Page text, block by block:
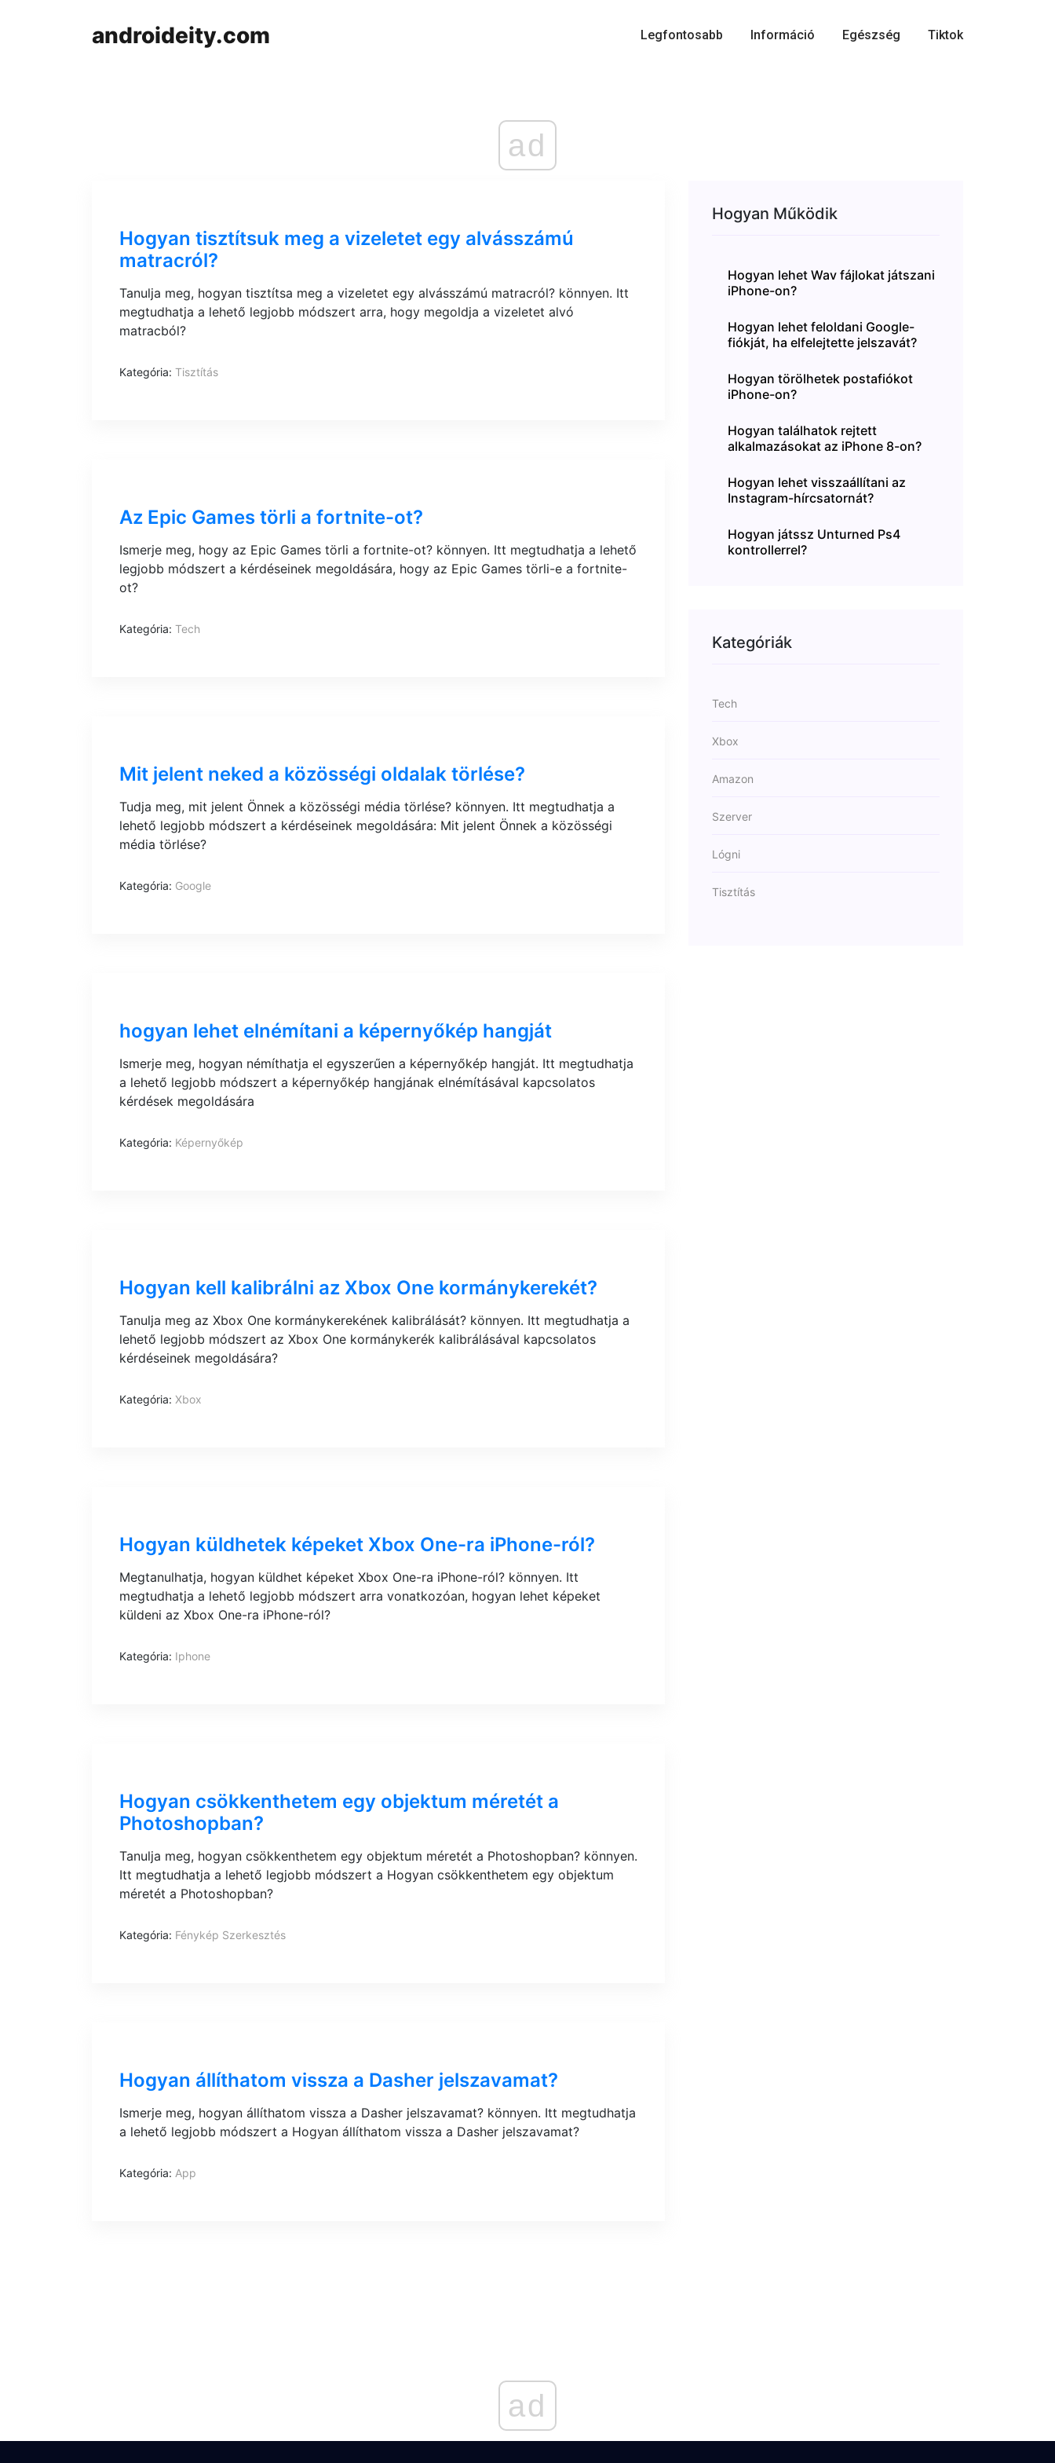
androideity.com Legfontosabb Információ Egészség Tiktok
ad
Hogyan tisztítsuk meg a vizeletet egy alvásszámú
matracról?
Tanulja meg, hogyan tisztítsa meg a vizeletet egy alvásszámú matracról? könnyen. Itt
megtudhatja a lehető legjobb módszert arra, hogy megoldja a vizeletet alvó
matracból?
Kategória: Tisztítás
Az Epic Games törli a fortnite-ot?
Ismerje meg, hogy az Epic Games törli a fortnite-ot? könnyen. Itt megtudhatja a lehető
legjobb módszert a kérdéseinek megoldására, hogy az Epic Games törli-e a fortnite-
ot?
Kategória: Tech
Mit jelent neked a közösségi oldalak törlése?
Tudja meg, mit jelent Önnek a közösségi média törlése? könnyen. Itt megtudhatja a
lehető legjobb módszert a kérdéseinek megoldására: Mit jelent Önnek a közösségi
média törlése?
Kategória: Google
hogyan lehet elnémítani a képernyőkép hangját
Ismerje meg, hogyan némíthatja el egyszerűen a képernyőkép hangját. Itt megtudhatja
a lehető legjobb módszert a képernyőkép hangjának elnémításával kapcsolatos
kérdések megoldására
Kategória: Képernyőkép
Hogyan kell kalibrálni az Xbox One kormánykerekét?
Tanulja meg az Xbox One kormánykerekének kalibrálását? könnyen. Itt megtudhatja a
lehető legjobb módszert az Xbox One kormánykerék kalibrálásával kapcsolatos
kérdéseinek megoldására?
Kategória: Xbox
Hogyan küldhetek képeket Xbox One-ra iPhone-ról?
Megtanulhatja, hogyan küldhet képeket Xbox One-ra iPhone-ról? könnyen. Itt
megtudhatja a lehető legjobb módszert arra vonatkozóan, hogyan lehet képeket
küldeni az Xbox One-ra iPhone-ról?
Kategória: Iphone
Hogyan csökkenthetem egy objektum méretét a
Photoshopban?
Tanulja meg, hogyan csökkenthetem egy objektum méretét a Photoshopban? könnyen.
Itt megtudhatja a lehető legjobb módszert a Hogyan csökkenthetem egy objektum
méretét a Photoshopban?
Kategória: Fénykép Szerkesztés
Hogyan állíthatom vissza a Dasher jelszavamat?
Ismerje meg, hogyan állíthatom vissza a Dasher jelszavamat? könnyen. Itt megtudhatja
a lehető legjobb módszert a Hogyan állíthatom vissza a Dasher jelszavamat?
Kategória: App
Hogyan Működik
Hogyan lehet Wav fájlokat játszani
iPhone-on?
Hogyan lehet feloldani Google-
fiókját, ha elfelejtette jelszavát?
Hogyan törölhetek postafiókot
iPhone-on?
Hogyan találhatok rejtett
alkalmazásokat az iPhone 8-on?
Hogyan lehet visszaállítani az
Instagram-hírcsatornát?
Hogyan játssz Unturned Ps4
kontrollerrel?
Kategóriák
Tech
Xbox
Amazon
Szerver
Lógni
Tisztítás
ad